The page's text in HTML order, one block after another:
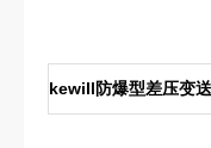
kewill防爆型差压变